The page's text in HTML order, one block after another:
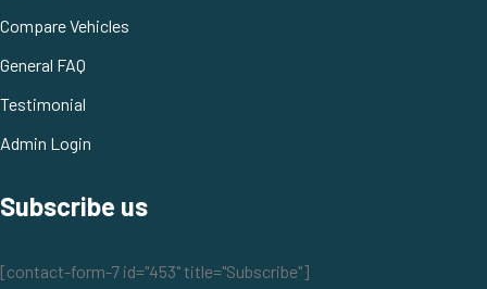
Compare Vehicles
General FAQ
Testimonial
Admin Login
Subscribe us
[contact-form-7 id="453" title="Subscribe"]